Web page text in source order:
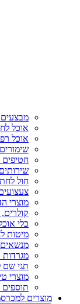
מבצעים
אוכל
אוכל
חטיפים
חול
מוצרי
כלי
מיטות
מנשאים
מגרדות
תגי שם
מוצרי
תוספים
מוצרים